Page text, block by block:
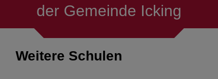
Mitmachen
Ausflüge & Ziele
der Gemeinde Icking
Weitere Schulen